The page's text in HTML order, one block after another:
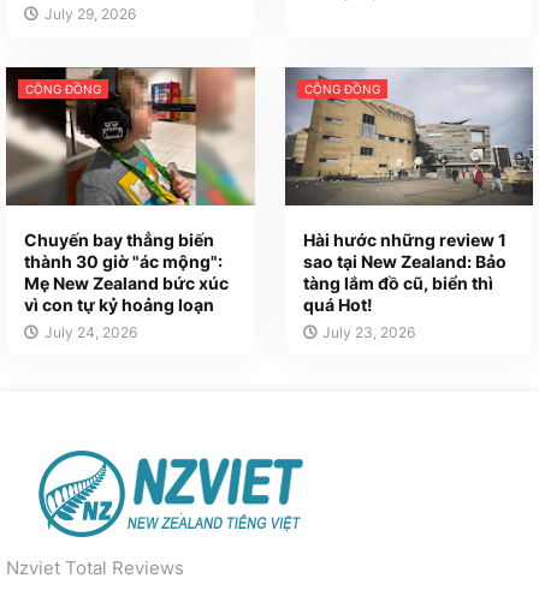
July 29, 2026
CỘNG ĐỒNG
Chuyến bay thẳng biến
thành 30 giờ "ác mộng":
Mẹ New Zealand bức xúc
vì con tự kỷ hoảng loạn
July 24, 2026
CỘNG ĐỒNG
Hài hước những review 1
sao tại New Zealand: Bảo
tàng lắm đồ cũ, biển thì
quá Hot!
July 23, 2026
Nzviet Total Reviews